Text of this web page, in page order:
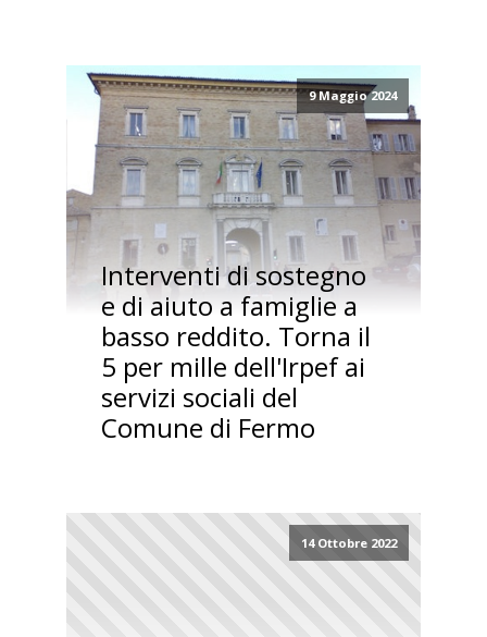
9 Maggio 2024
Interventi di sostegno
e di aiuto a famiglie a
basso reddito. Torna il
5 per mille dell'Irpef ai
servizi sociali del
Comune di Fermo
14 Ottobre 2022